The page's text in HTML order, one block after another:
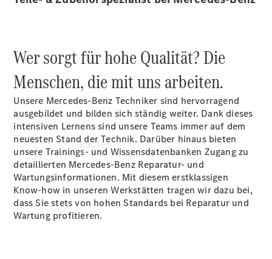
vereinbaren
Kaufen
Wer sorgt für hohe Qualität? Die
Menschen, die mit uns arbeiten.
Unsere Mercedes-Benz Techniker sind hervorragend
ausgebildet und bilden sich ständig weiter. Dank dieses
intensiven Lernens sind unsere Teams immer auf dem
neuesten Stand der Technik. Darüber hinaus bieten
unsere Trainings- und Wissensdatenbanken Zugang zu
detaillierten Mercedes-Benz Reparatur- und
Wartungsinformationen. Mit diesem erstklassigen
Know-how in unseren Werkstätten tragen wir dazu bei,
dass Sie stets von hohen Standards bei Reparatur und
Wartung profitieren.